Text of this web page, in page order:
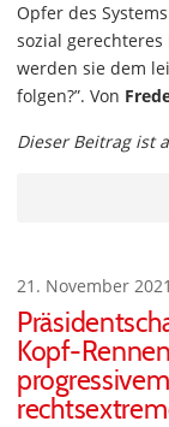
Opfer des
sozial
werden sie dem
folgen?”. Von
Dieser Beitrag ist
21. November
Kopf-